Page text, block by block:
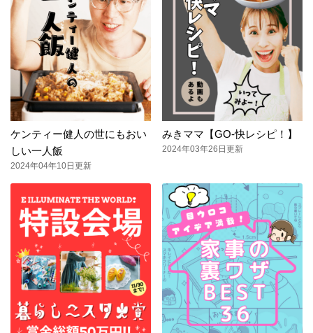
ケンティー健人の世にもおい
しい一人飯
2024年04年10日更新
みきママ【GO-快レシピ！】
2024年03年26日更新